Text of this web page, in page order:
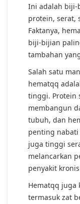
Ini adalah biji-
protein, serat,
Faktanya,
biji-bijian
tambahan
Salah satu
hematqq
tinggi. Protein
membangun
tubuh, dan
penting nabati
juga tinggi
melancarkan
penyakit
Hematqq juga
termasuk zat